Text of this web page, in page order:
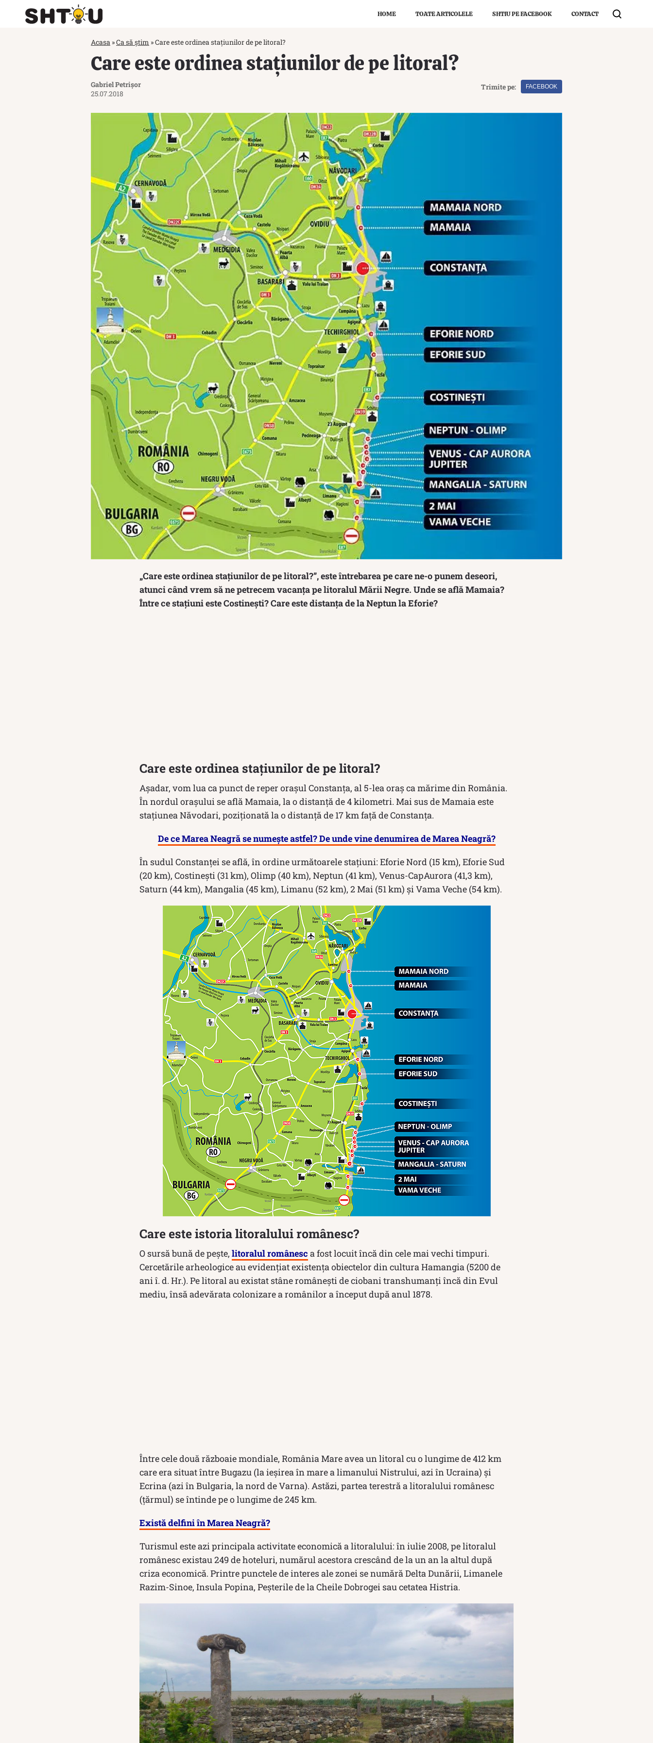
HOME TOATE ARTICOLELE SHTIU PE FACEBOOK CONTACT
Acasa »Ca să știm »Care este ordinea stațiunilor de pe litoral?
Care este ordinea stațiunilor de pe litoral?
Gabriel Petrișor
25.07.2018
Trimite pe: FACEBOOK
„Care este ordinea stațiunilor de pe litoral?”, este întrebarea pe care ne-o punem deseori,
atunci când vrem să ne petrecem vacanța pe litoralul Mării Negre. Unde se află Mamaia?
Între ce stațiuni este Costinești? Care este distanța de la Neptun la Eforie?
Care este ordinea stațiunilor de pe litoral?
Așadar, vom lua ca punct de reper orașul Constanța, al 5-lea oraș ca mărime din România.
În nordul orașului se află Mamaia, la o distanță de 4 kilometri. Mai sus de Mamaia este
stațiunea Năvodari, poziționată la o distanță de 17 km față de Constanța.
De ce Marea Neagră se numește astfel? De unde vine denumirea de Marea Neagră?
În sudul Constanței se află, în ordine următoarele stațiuni: Eforie Nord (15 km), Eforie Sud
(20 km), Costinești (31 km), Olimp (40 km), Neptun (41 km), Venus-CapAurora (41,3 km),
Saturn (44 km), Mangalia (45 km), Limanu (52 km), 2 Mai (51 km) și Vama Veche (54 km).
Care este istoria litoralului românesc?
O sursă bună de pește, litoralul românesc a fost locuit încă din cele mai vechi timpuri.
Cercetările arheologice au evidențiat existența obiectelor din cultura Hamangia (5200 de
ani î. d. Hr.). Pe litoral au existat stâne românești de ciobani transhumanți încă din Evul
mediu, însă adevărata colonizare a românilor a început după anul 1878.
Între cele două războaie mondiale, România Mare avea un litoral cu o lungime de 412 km
care era situat între Bugazu (la ieșirea în mare a limanului Nistrului, azi în Ucraina) și
Ecrina (azi în Bulgaria, la nord de Varna). Astăzi, partea terestră a litoralului românesc
(țărmul) se întinde pe o lungime de 245 km.
Există delfini în Marea Neagră?
Turismul este azi principala activitate economică a litoralului: în iulie 2008, pe litoralul
românesc existau 249 de hoteluri, numărul acestora crescând de la un an la altul după
criza economică. Printre punctele de interes ale zonei se numără Delta Dunării, Limanele
Razim-Sinoe, Insula Popina, Peșterile de la Cheile Dobrogei sau cetatea Histria.